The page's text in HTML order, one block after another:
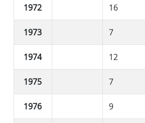
1972 16
1973 7
1974 12
1975 7
1976 9